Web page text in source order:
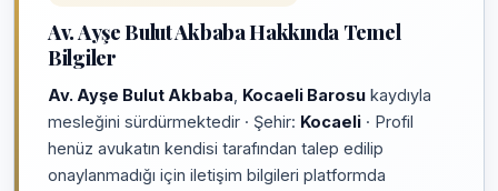
Av. Ayşe Bulut Akbaba Hakkında Temel
Bilgiler
Av. Ayşe Bulut Akbaba Kocaeli Barosu kaydıyla
mesleğini sürdürmektedir · Şehir: Kocaeli · Profil
henüz avukatın kendisi tarafından talep edilip
onaylanmadığı için iletişim bilgileri platformda